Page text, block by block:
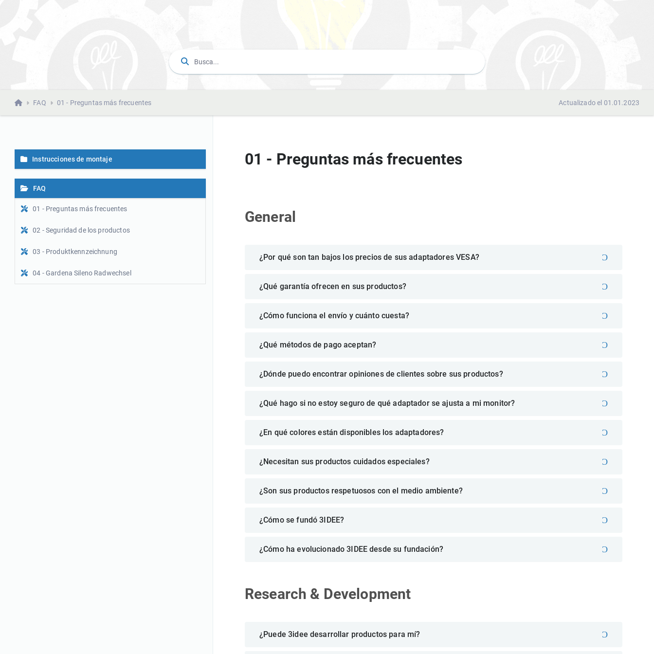
FAQ 01 - Preguntas más frecuentes Actualizado el 01.01.2023
Instrucciones de montaje
FAQ
01 - Preguntas más frecuentes
02 - Seguridad de los productos
03 - Produktkennzeichnung
04 - Gardena Sileno Radwechsel
01 - Preguntas más frecuentes
General
¿Por qué son tan bajos los precios de sus adaptadores VESA?
¿Qué garantía ofrecen en sus productos?
¿Cómo funciona el envío y cuánto cuesta?
¿Qué métodos de pago aceptan?
¿Dónde puedo encontrar opiniones de clientes sobre sus productos?
¿Qué hago si no estoy seguro de qué adaptador se ajusta a mi monitor?
¿En qué colores están disponibles los adaptadores?
¿Necesitan sus productos cuidados especiales?
¿Son sus productos respetuosos con el medio ambiente?
¿Cómo se fundó 3IDEE?
¿Cómo ha evolucionado 3IDEE desde su fundación?
Research & Development
¿Puede 3idee desarrollar productos para mí?